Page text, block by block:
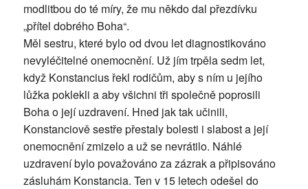
modlitbou do té míry, že mu někdo dal přezdívku
„přítel dobrého Boha“.
Měl sestru, které bylo od dvou let diagnostikováno
nevyléčitelné onemocnění. Už jím trpěla sedm let,
když Konstancius řekl rodičům, aby s ním u jejího
lůžka poklekli a aby všichni tři společně poprosili
Boha o její uzdravení. Hned jak tak učinili,
Konstanciově sestře přestaly bolesti i slabost a její
onemocnění zmizelo a už se nevrátilo. Náhlé
uzdravení bylo považováno za zázrak a připisováno
zásluhám Konstancia. Ten v 15 letech odešel do